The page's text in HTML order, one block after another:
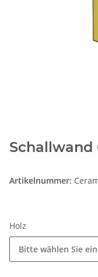
Schallwand
Artikelnummer:
Holz
Bitte wählen Sie